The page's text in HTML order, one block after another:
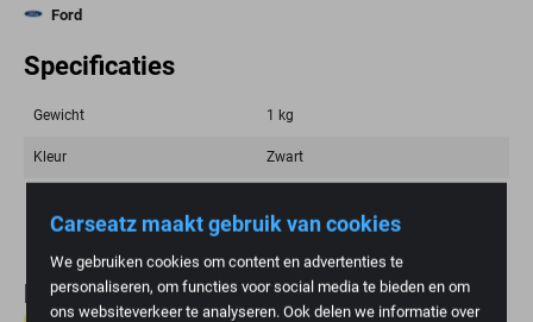
Carseatz maakt gebruik van cookies
We gebruiken cookies om content en advertenties te
personaliseren, om functies voor social media te bieden en om
ons websiteverkeer te analyseren. Ook delen we informatie over
Ford
Specificaties
Gewicht 1 kg
Kleur Zwart
Reviews